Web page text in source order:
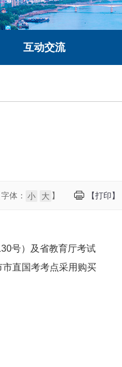
互动交流
【打印】
体： 小 大 】
号）及省教育厅考试
直国考考点采用购买